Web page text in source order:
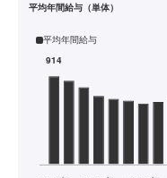
平均年間給与（単体）
平均年間給与